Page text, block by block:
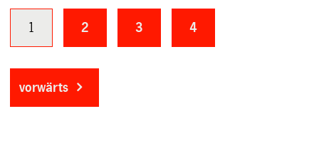
1 2 3 4
vorwärts